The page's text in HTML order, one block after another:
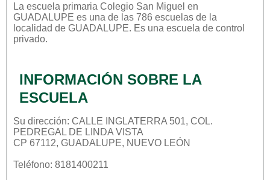
La escuela primaria Colegio San Miguel en
GUADALUPE es una de las 786 escuelas de la
localidad de GUADALUPE. Es una escuela de control
privado.
INFORMACIÓN SOBRE LA
ESCUELA
Su dirección: CALLE INGLATERRA 501, COL.
PEDREGAL DE LINDA VISTA
CP 67112, GUADALUPE, NUEVO LEÓN
Teléfono: 8181400211